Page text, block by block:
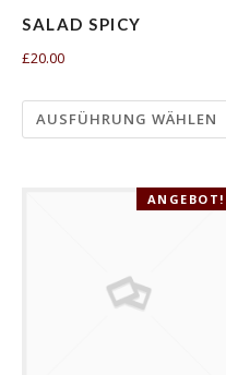
SALAD SPICY
£20.00
AUSFÜHRUNG WÄHLEN
ANGEBOT!